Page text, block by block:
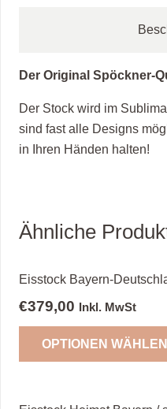
Der Original Spöckner-
Der Stock wird im
sind fast alle Designs
in Ihren Händen halten!
Ähnliche
Eisstock Bayern-
€379,00 Inkl. MwSt
OPTIONEN WÄHLEN